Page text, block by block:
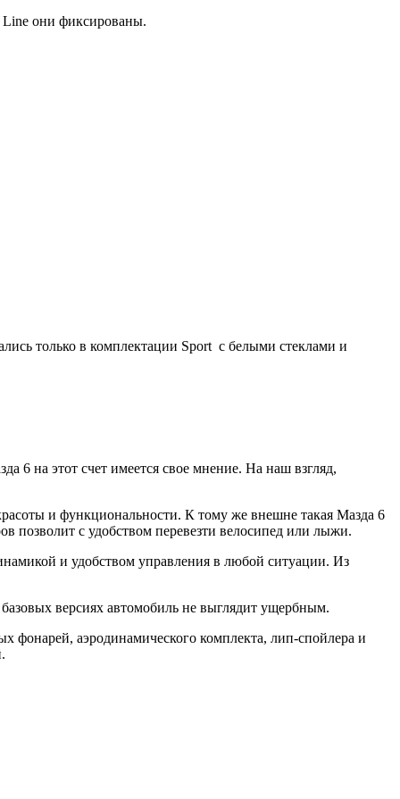
они фиксированы.
только в комплектации Sport с белыми стеклами и
6 на этот счет имеется свое мнение. На наш взгляд,
и функциональности. К тому же внешне такая Мазда 6
позволит с удобством перевезти велосипед или лыжи.
и удобством управления в любой ситуации. Из
версиях автомобиль не выглядит ущербным.
фонарей, аэродинамического комплекта, лип-спойлера и